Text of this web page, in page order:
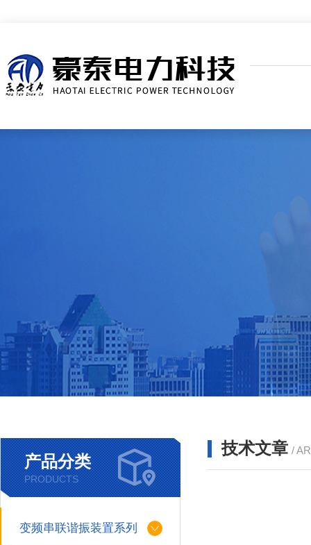
产品分类
PRODUCTS
变频串联谐振装置系列
技术文章 /